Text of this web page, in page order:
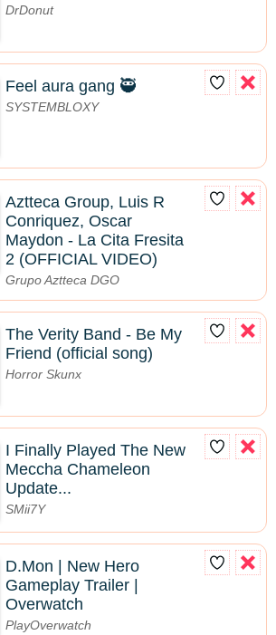
DrDonut
Feel aura gang 🥷
SYSTEMBLOXY
Aztteca Group, Luis R
Conriquez, Oscar
Maydon - La Cita Fresita
2 (OFFICIAL VIDEO)
Grupo Aztteca DGO
The Verity Band - Be My
Friend (official song)
Horror Skunx
I Finally Played The New
Meccha Chameleon
Update...
SMii7Y
D.Mon | New Hero
Gameplay Trailer |
Overwatch
PlayOverwatch